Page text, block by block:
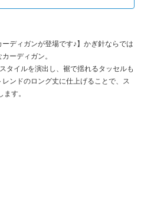
ーディガンが登場です♪】かぎ針ならでは
ーディガン。
タイルを演出し、裾で揺れるタッセルも
ンドのロング丈に仕上げることで、ス
す。